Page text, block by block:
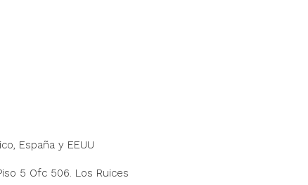
España y EEUU
5 Ofc 506. Los Ruices